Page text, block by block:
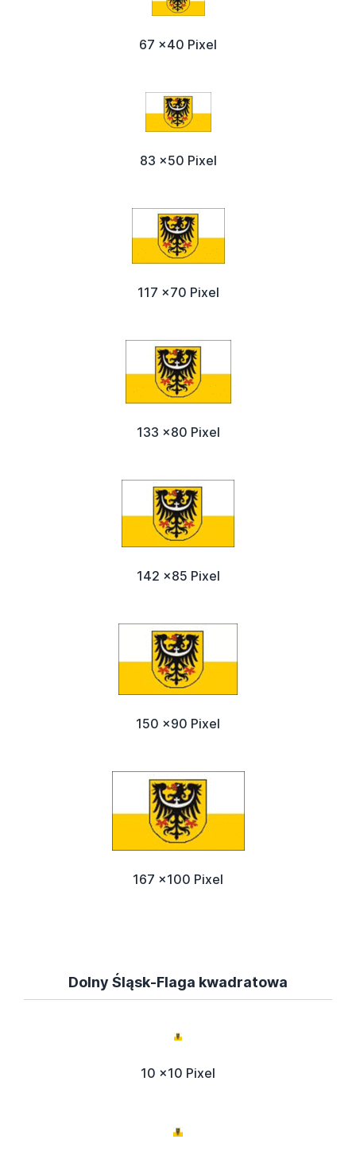
67 x40 Pixel
83 x50 Pixel
117 x70 Pixel
133 x80 Pixel
142 x85 Pixel
150 x90 Pixel
167 x100 Pixel
Dolny Śląsk-Flaga kwadratowa
10 x10 Pixel